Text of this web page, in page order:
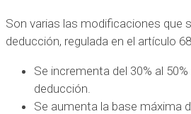
Son varias las modificaciones que
deducción, regulada en el artículo
Se incrementa del 30% al
deducción.
Se aumenta la base máxima